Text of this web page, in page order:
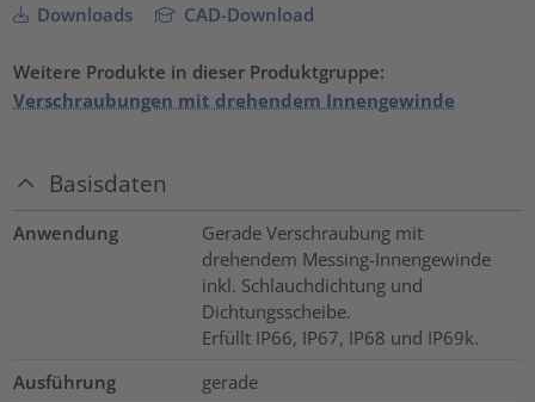
Downloads CAD-Download
Weitere Produkte in dieser Produktgruppe:
Verschraubungen mit drehendem Innengewinde
Basisdaten
Anwendung
Gerade Verschraubung mit
drehendem Messing-Innengewinde
inkl. Schlauchdichtung und
Dichtungsscheibe.
Erfüllt IP66, IP67, IP68 und IP69k.
Ausführung
gerade